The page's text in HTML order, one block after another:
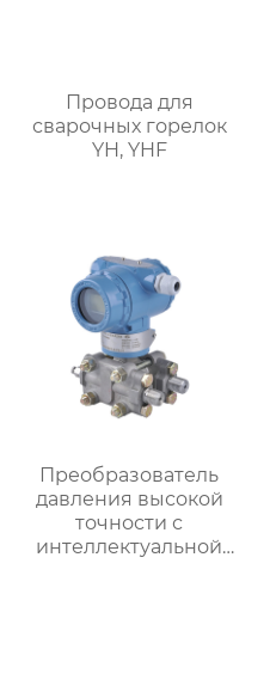
Провода для
сварочных горелок
YH, YHF
Преобразователь
давления высокой
точности с
интеллектуальной